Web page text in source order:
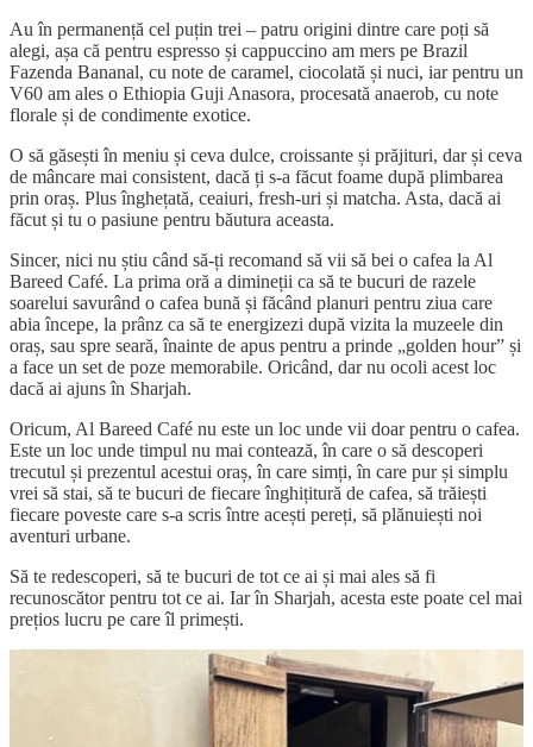
Au în permanență cel puțin trei – patru origini dintre care poți să
alegi, așa că pentru espresso și cappuccino am mers pe Brazil
Fazenda Bananal, cu note de caramel, ciocolată și nuci, iar pentru un
V60 am ales o Ethiopia Guji Anasora, procesată anaerob, cu note
florale și de condimente exotice.
O să găsești în meniu și ceva dulce, croissante și prăjituri, dar și ceva
de mâncare mai consistent, dacă ți s-a făcut foame după plimbarea
prin oraș. Plus înghețată, ceaiuri, fresh-uri și matcha. Asta, dacă ai
făcut și tu o pasiune pentru băutura aceasta.
Sincer, nici nu știu când să-ți recomand să vii să bei o cafea la Al
Bareed Café. La prima oră a dimineții ca să te bucuri de razele
soarelui savurând o cafea bună și făcând planuri pentru ziua care
abia începe, la prânz ca să te energizezi după vizita la muzeele din
oraș, sau spre seară, înainte de apus pentru a prinde „golden hour” și
a face un set de poze memorabile. Oricând, dar nu ocoli acest loc
dacă ai ajuns în Sharjah.
Oricum, Al Bareed Café nu este un loc unde vii doar pentru o cafea.
Este un loc unde timpul nu mai contează, în care o să descoperi
trecutul și prezentul acestui oraș, în care simți, în care pur și simplu
vrei să stai, să te bucuri de fiecare înghițitură de cafea, să trăiești
fiecare poveste care s-a scris între acești pereți, să plănuiești noi
aventuri urbane.
Să te redescoperi, să te bucuri de tot ce ai și mai ales să fi
recunoscător pentru tot ce ai. Iar în Sharjah, acesta este poate cel mai
prețios lucru pe care îl primești.